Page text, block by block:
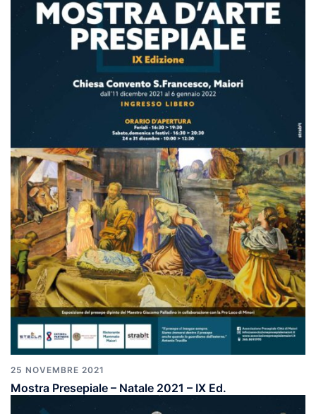
25 NOVEMBRE 2021
Mostra Presepiale – Natale 2021 – IX Ed.